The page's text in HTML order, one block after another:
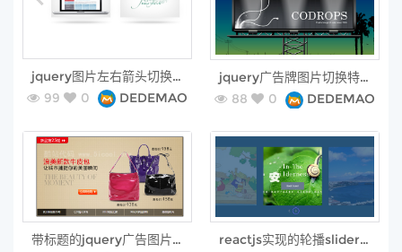
jquery图片左右箭头切换插件
free
99 0 DEDEMAO
jquery广告牌图片切换特效
free
88 0 DEDEMAO
带标题的jquery广告图片切换特效
free
reactjs实现的轮播slider插件
free